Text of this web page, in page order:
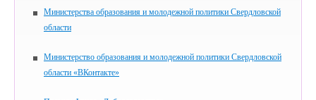
Министерства образования и молодежной политики Свердловской
области
Министерство образования и молодежной политики Свердловской
области «ВКонтакте»